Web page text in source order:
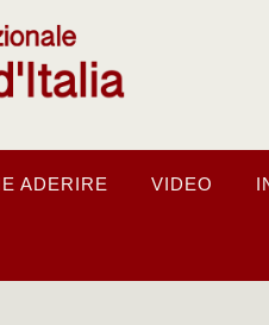
ADERIRE VIDEO